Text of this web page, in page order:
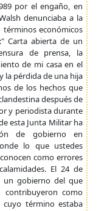
por el engaño, en
denunciaba a la
económicos
Carta abierta de un
de prensa, la
de mi casa en el
la pérdida de una hija
de los hechos que
después de
y periodista durante
esta Junta Militar ha
de gobierno en
lo que ustedes
como errores
El 24 de
un gobierno del que
contribuyeron como
término estaba